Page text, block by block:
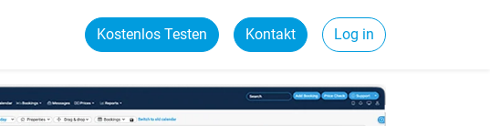
Kostenlos Testen Kontakt Log in